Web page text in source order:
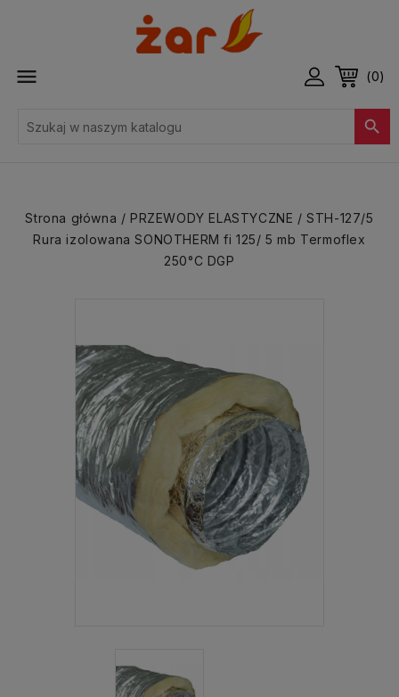
 (0)

Strona główna PRZEWODY ELASTYCZNE
STH-127/5
Rura izolowana SONOTHERM fi 125/ 5 mb Termoflex
250°C DGP